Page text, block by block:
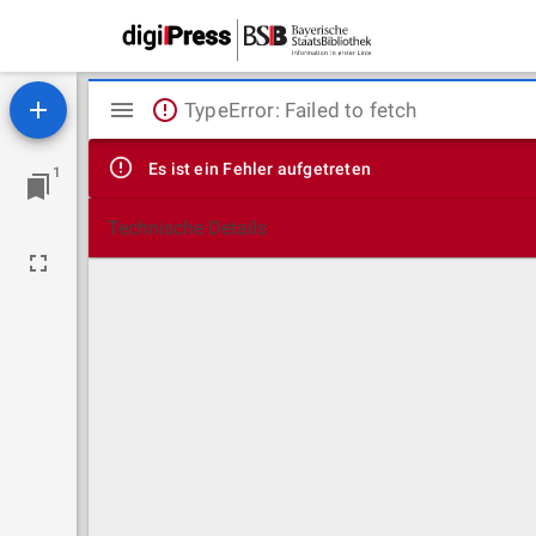
1
Mirador
Viewer
TypeError: Failed to fetch
Es ist ein Fehler aufgetreten
Technische Details